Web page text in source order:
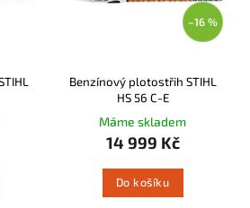
–16 %
Benzínový plotostřih STIHL
HS 56 C-E
Máme skladem
14 999 Kč
Do košíku